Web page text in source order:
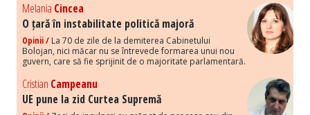
Melania Cincea
O țară în instabilitate politică majoră
Opinii / La 70 de zile de la demiterea Cabinetului
Bolojan, nici măcar nu se întrevede formarea unui nou
guvern, care să fie sprijinit de o majoritate parlamentară.
Cristian Campeanu
UE pune la zid Curtea Supremă